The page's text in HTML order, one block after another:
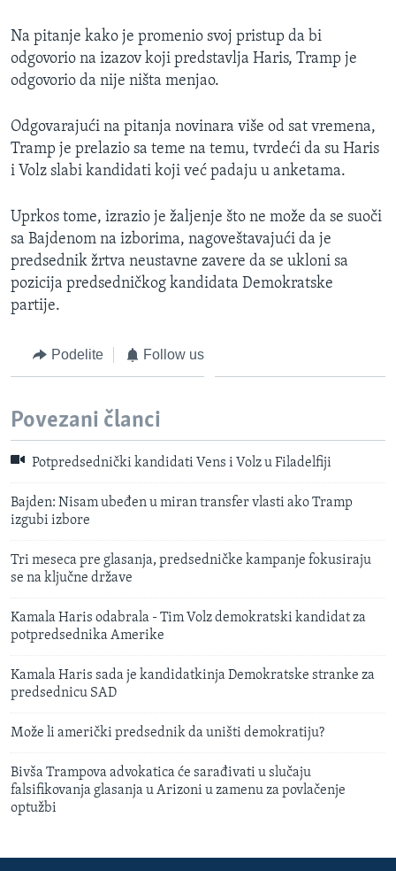
Na pitanje kako je promenio svoj pristup da bi
odgovorio na izazov koji predstavlja Haris, Tramp je
odgovorio da nije ništa menjao.
Odgovarajući na pitanja novinara više od sat vremena,
Tramp je prelazio sa teme na temu, tvrdeći da su Haris
i Volz slabi kandidati koji već padaju u anketama.
Uprkos tome, izrazio je žaljenje što ne može da se suoči
sa Bajdenom na izborima, nagoveštavajući da je
predsednik žrtva neustavne zavere da se ukloni sa
pozicija predsedničkog kandidata Demokratske
partije.
Podelite Follow us
Povezani članci
Potpredsednički kandidati Vens i Volz u Filadelfiji
Bajden: Nisam ubeđen u miran transfer vlasti ako Tramp
izgubi izbore
Tri meseca pre glasanja, predsedničke kampanje fokusiraju
se na ključne države
Kamala Haris odabrala - Tim Volz demokratski kandidat za
potpredsednika Amerike
Kamala Haris sada je kandidatkinja Demokratske stranke za
predsednicu SAD
Može li američki predsednik da uništi demokratiju?
Bivša Trampova advokatica će sarađivati u slučaju
falsifikovanja glasanja u Arizoni u zamenu za povlačenje
optužbi